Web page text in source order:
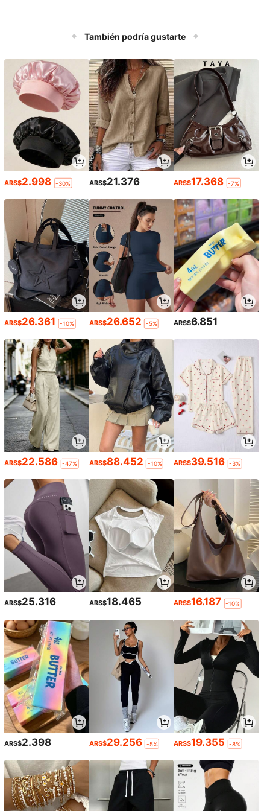
También podría gustarte
ARS$2.998 -30% ARS$21.376 ARS$17.368 -7%
ARS$26.361 -10% ARS$26.652 -5% ARS$6.851
ARS$22.586 -47% ARS$88.452 -10% ARS$39.516 -3%
ARS$25.316 ARS$18.465 ARS$16.187 -10%
ARS$2.398 ARS$29.256 -5% ARS$19.355 -8%